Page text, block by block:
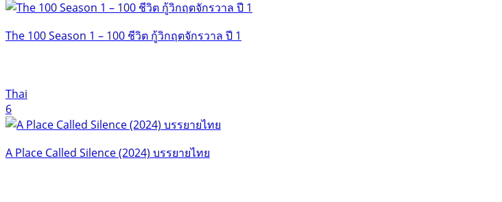
The 100 Season 1 – 100 ชีวิต กู้วิกฤตจักรวาล ปี 1
Thai
6
A Place Called Silence (2024) บรรยายไทย